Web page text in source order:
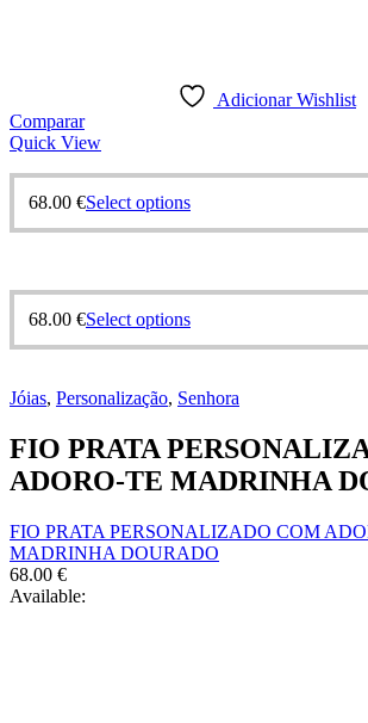
Adicionar Wishlist
Comparar
Quick View
68.00 €Select options
68.00 €Select options
Jóias, Personalização, Senhora
FIO PRATA
ADORO-TE MADRINHA
FIO PRATA PERSONALIZADO COM
MADRINHA DOURADO
68.00 €
Available: